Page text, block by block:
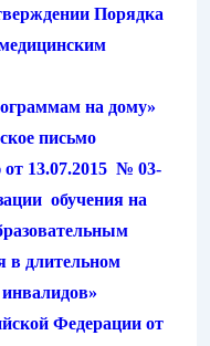
Порядка
на дому»
письмо
от 13.07.2015 № 03-
обучения на
в длительном
Федерации от